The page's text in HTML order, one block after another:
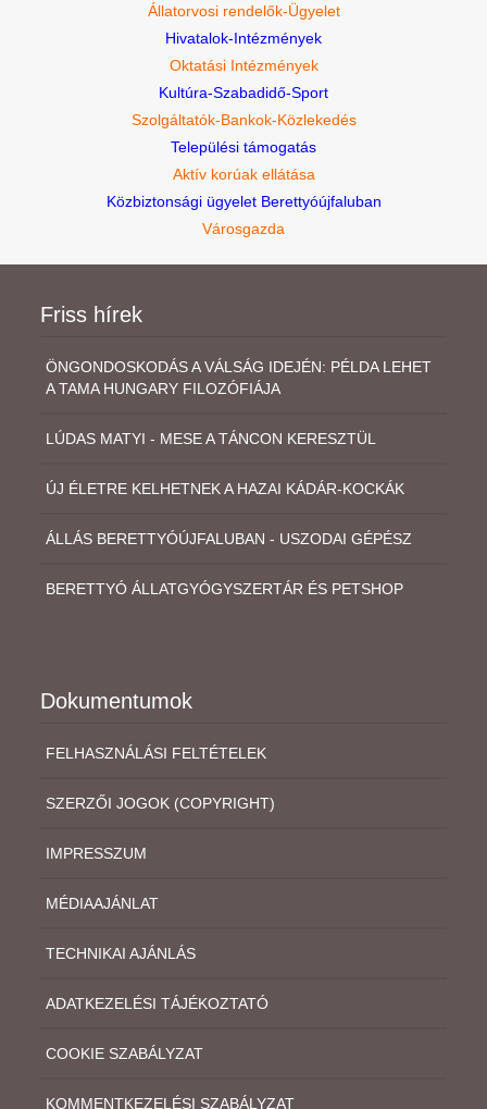
Állatorvosi rendelők-Ügyelet
Hivatalok-Intézmények
Oktatási Intézmények
Kultúra-Szabadidő-Sport
Szolgáltatók-Bankok-Közlekedés
Települési támogatás
Aktív korúak ellátása
Közbiztonsági ügyelet Berettyóújfaluban
Városgazda
Friss hírek
ÖNGONDOSKODÁS A VÁLSÁG IDEJÉN: PÉLDA LEHET
A TAMA HUNGARY FILOZÓFIÁJA
LÚDAS MATYI - MESE A TÁNCON KERESZTÜL
ÚJ ÉLETRE KELHETNEK A HAZAI KÁDÁR-KOCKÁK
ÁLLÁS BERETTYÓÚJFALUBAN - USZODAI GÉPÉSZ
BERETTYÓ ÁLLATGYÓGYSZERTÁR ÉS PETSHOP
Dokumentumok
FELHASZNÁLÁSI FELTÉTELEK
SZERZŐI JOGOK (COPYRIGHT)
IMPRESSZUM
MÉDIAAJÁNLAT
TECHNIKAI AJÁNLÁS
ADATKEZELÉSI TÁJÉKOZTATÓ
COOKIE SZABÁLYZAT
KOMMENTKEZELÉSI SZABÁLYZAT